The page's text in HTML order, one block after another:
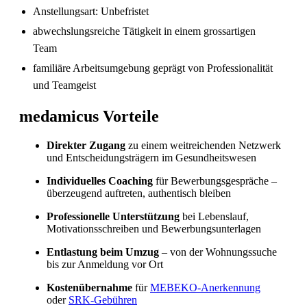
in der Schweiz: Herausforderungen und
Chancen
Anstellungsart: Unbefristet
abwechslungsreiche Tätigkeit in einem grossartigen
Team
familiäre Arbeitsumgebung geprägt von Professionalität
und Teamgeist
medamicus Vorteile
Direkter Zugang zu einem weitreichenden Netzwerk
und Entscheidungsträgern im Gesundheitswesen
Individuelles Coaching für Bewerbungsgespräche –
überzeugend auftreten, authentisch bleiben
Professionelle Unterstützung bei Lebenslauf,
Motivationsschreiben und Bewerbungsunterlagen
Entlastung beim Umzug – von der Wohnungssuche
bis zur Anmeldung vor Ort
Kostenübernahme fürMEBEKO-Anerkennung
oder SRK-Gebühren